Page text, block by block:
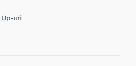
Up-uri